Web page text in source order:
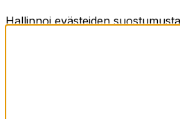
Hallinnoi evästeiden suostumusta